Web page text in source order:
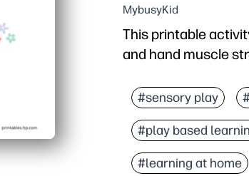
MybusyKid
This printable
and hand muscle
#sensory play
#play based
#learning at home